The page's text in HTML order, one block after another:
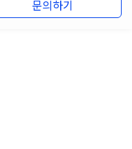
문의하기